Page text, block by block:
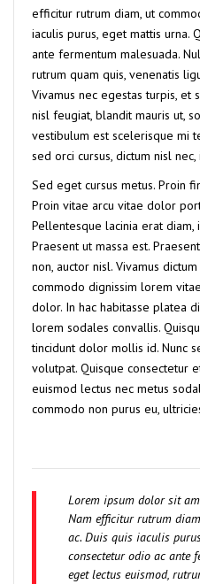
efficitur rutrum diam, ut
iaculis purus, eget mattis urna.
ante fermentum malesuada.
rutrum quam quis, venenatis
Vivamus nec egestas turpis, et
nisl feugiat, blandit mauris ut,
vestibulum est scelerisque mi
sed orci cursus, dictum nisl
Sed eget cursus metus. Proin
Proin vitae arcu vitae dolor
Pellentesque lacinia erat diam,
Praesent ut massa est.
non, auctor nisl. Vivamus
commodo dignissim lorem
dolor. In hac habitasse platea
lorem sodales convallis.
tincidunt dolor mollis id. Nunc
volutpat. Quisque consectetur
euismod lectus nec metus
commodo non purus eu,
Lorem ipsum dolor sit
Nam efficitur rutrum
ac. Duis quis iaculis
consectetur odio ac ante
eget lectus euismod,